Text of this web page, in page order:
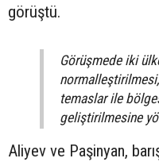
görüştü.
Görüşmede iki
temaslar ile
geliştirilmesine
Aliyev ve Paşinyan,